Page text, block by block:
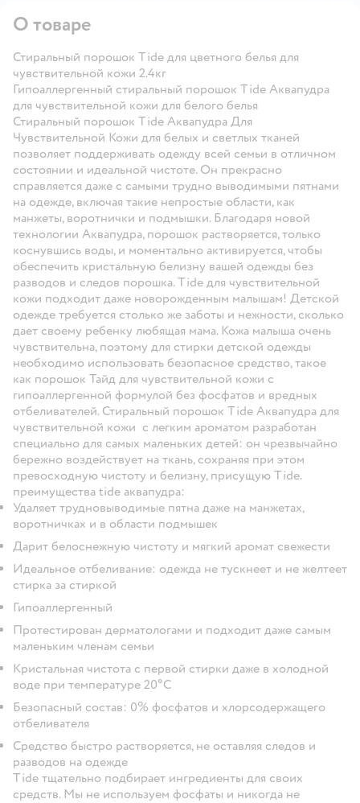
О товаре
Стиральный порошок Tide для цветного белья для
чувствительной кожи 2.4кг
Гипоаллергенный стиральный порошок Tide Аквапудра
для чувствительной кожи для белого белья
Стиральный порошок Tide Аквапудра Для
Чувствительной Кожи для белых и светлых тканей
позволяет поддерживать одежду всей семьи в отличном
состоянии и идеальной чистоте. Он прекрасно
справляется даже с самыми трудно выводимыми пятнами
на одежде, включая такие непростые области, как
манжеты, воротнички и подмышки. Благодаря новой
технологии Аквапудра, порошок растворяется, только
коснувшись воды, и моментально активируется, чтобы
обеспечить кристальную белизну вашей одежды без
разводов и следов порошка. Tide для чувствительной
кожи подходит даже новорожденным малышам! Детской
одежде требуется столько же заботы и нежности, сколько
дает своему ребенку любящая мама. Кожа малыша очень
чувствительна, поэтому для стирки детской одежды
необходимо использовать безопасное средство, такое
как порошок Тайд для чувствительной кожи с
гипоаллергенной формулой без фосфатов и вредных
отбеливателей. Стиральный порошок Tide Аквапудра для
чувствительной кожи с легким ароматом разработан
специально для самых маленьких детей: он чрезвычайно
бережно воздействует на ткань, сохраняя при этом
превосходную чистоту и белизну, присущую Tide.
преимущества tidе аквапудра:
Удаляет трудновыводимые пятна даже на манжетах,
воротничках и в области подмышек
Дарит белоснежную чистоту и мягкий аромат свежести
Идеальное отбеливание: одежда не тускнеет и не желтеет
стирка за стиркой
Гипоаллергенный
Протестирован дерматологами и подходит даже самым
маленьким членам семьи
Кристальная чистота с первой стирки даже в холодной
воде при температуре 20°C
Безопасный состав: 0% фосфатов и хлорсодержащего
отбеливателя
Средство быстро растворяется, не оставляя следов и
разводов на одежде
Tide тщательно подбирает ингредиенты для своих
средств. Мы не используем фосфаты и никогда не